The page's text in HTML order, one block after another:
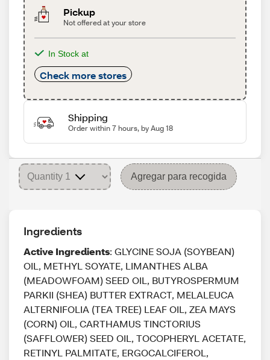
Pickup
Not offered at your store
In Stock at
Check more stores
Shipping
Order within 7 hours, by Aug 18
Agregar para recogida
Ingredients
Active Ingredients: GLYCINE SOJA (SOYBEAN)
OIL, METHYL SOYATE, LIMANTHES ALBA
(MEADOWFOAM) SEED OIL, BUTYROSPERMUM
PARKII (SHEA) BUTTER EXTRACT, MELALEUCA
ALTERNIFOLIA (TEA TREE) LEAF OIL, ZEA MAYS
(CORN) OIL, CARTHAMUS TINCTORIUS
(SAFFLOWER) SEED OIL, TOCOPHERYL ACETATE,
RETINYL PALMITATE, ERGOCALCIFEROL,